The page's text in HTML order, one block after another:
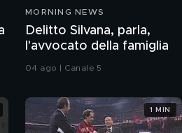
MORNING NEWS
Delitto Silvana, parla,
l'avvocato della famiglia
04 ago | Canale 5
1 MIN